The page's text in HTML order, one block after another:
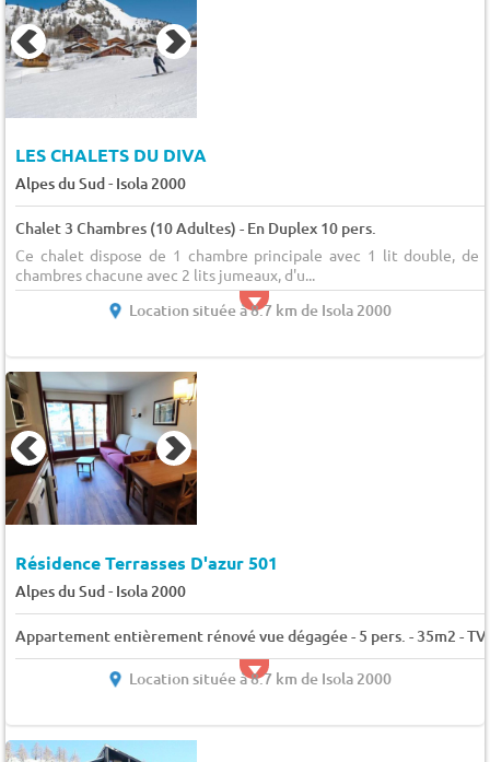
LES CHALETS DU DIVA
Alpes du Sud- Isola 2000
Chalet 3 Chambres (10 Adultes) - En Duplex 10 pers.
Ce chalet dispose de 1 chambre principale avec 1 lit double, de
chambres chacune avec 2 lits jumeaux, d'u...
Location située à 8.7 km de Isola 2000
Résidence Terrasses D'azur 501
Alpes du Sud- Isola 2000
Appartement entièrement rénové vue dégagée - 5 pers. - 35m2 - TV
Location située à 8.7 km de Isola 2000